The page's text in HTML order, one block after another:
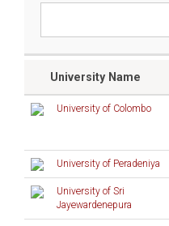
University Name
University of Colombo
University of Peradeniya
University of Sri
Jayewardenepura